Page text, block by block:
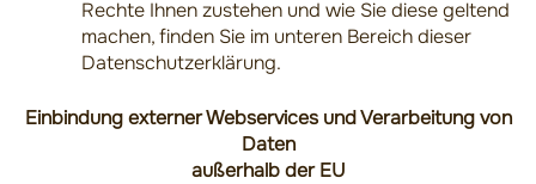
Rechte Ihnen zustehen und wie Sie diese geltend
machen, finden Sie im unteren Bereich dieser
Datenschutzerklärung.
Einbindung externer Webservices und Verarbeitung von
Daten
außerhalb der EU